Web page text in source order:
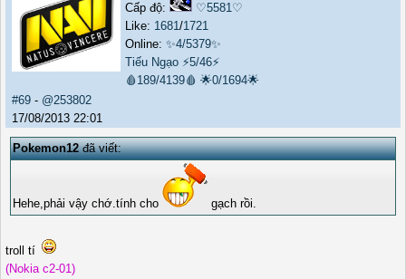
Cấp độ:
♡5581♡
Like: 1681/1721
Online: ✨4/5379✨
Tiếu Ngạo ⚡5/46⚡
🩸189/4139🩸 🌟0/1694🌟
#69 - @253802
17/08/2013 22:01
Pokemon12đã viết:
Hehe,phải vậy chớ.tính cho gạch rồi.
troll tí
(Nokia c2-01)